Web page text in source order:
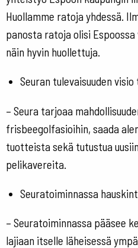
Huollamme ratoja yhdessä.
panosta ratoja olisi
näin hyvin huollettuja.
Seuran tulevaisuuden
– Seura tarjoaa
frisbeegolfasioihin, saada
tuotteista sekä tutustua
pelikavereita.
Seuratoiminnassa
– Seuratoiminnassa pääsee
lajiaan itselle läheisessä